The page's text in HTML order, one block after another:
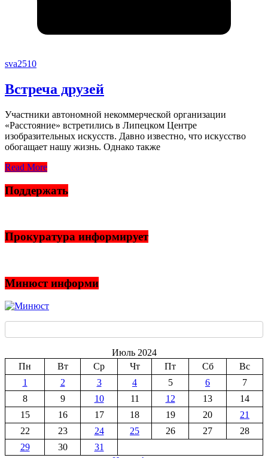
sva2510
Встреча друзей
Участники автономной некоммерческой организации
«Расстояние» встретились в Липецком Центре
изобразительных искусств. Давно известно, что искусство
обогащает нашу жизнь. Однако также
Read More
Поддержать
Прокуратура информирует
Минюст информи
Июль 2024
Пн
Вт Ср Чт Пт Сб
Вс
1
2 3 4 5 6
7
8
9 10 11 12 13
14
15
16 17 18 19 20
21
22
23 24 25 26 27
28
29
30
31